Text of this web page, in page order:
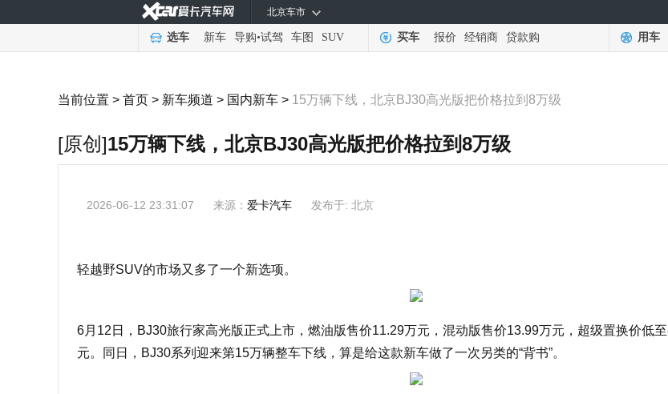
北京车市
选车 新车 导购•试驾 车图 SUV 买车 报价 经销商 贷款购 用车
当前位置 > 首页 > 新车频道 > 国内新车 > 15万辆下线，北京BJ30高光版把价格拉到8万级
[原创]15万辆下线，北京BJ30高光版把价格拉到8万级
2026-06-12 23:31:07 来源： 爱卡汽车 发布于: 北京
轻越野SUV的市场又多了一个新选项。
6月12日，BJ30旅行家高光版正式上市，燃油版售价11.29万元，混动版售价13.99万元，超级置换价低
元。同日，BJ30系列迎来第15万辆整车下线，算是给这款新车做了一次另类的“背书”。